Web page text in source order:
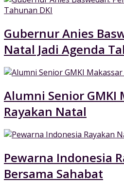
Gubernur Anies
Natal Jadi Agenda
Alumni Senior GMKI
Rayakan Natal
Pewarna Indonesia
Bersama Sahabat